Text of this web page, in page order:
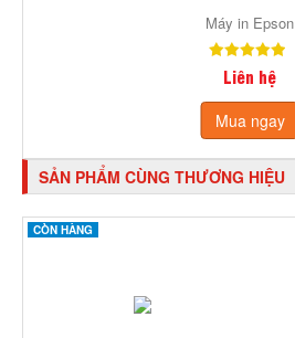
Máy in Epson
Liên hệ
Mua ngay
SẢN PHẨM CÙNG THƯƠNG HIỆU
CÒN HÀNG